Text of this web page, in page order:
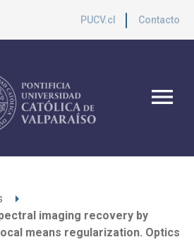
PUCV.cl Contacto
menu
arrow_right
imaging recovery by
means regularization. Optics